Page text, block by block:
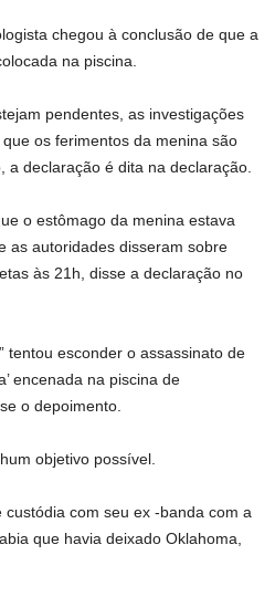
chegou à conclusão de que a
na piscina.
pendentes, as investigações
os ferimentos da menina são
declaração é dita na declaração.
o estômago da menina estava
as autoridades disseram sobre
às 21h, disse a declaração no
tentou esconder o assassinato de
encenada na piscina de
o depoimento.
objetivo possível.
com seu ex -banda com a
que havia deixado Oklahoma,